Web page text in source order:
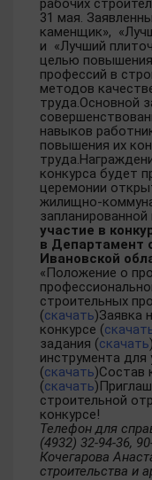
рабочих
31 мая.
каменщик»,
и «Лучший
целью
профессий в
методов
труда.Основной
навыков
повышения их
конкурса будет
церемонии
жилищно-
участие в
в Департамент
Ивановской
«Положение о
строительных
(скачать)Заявка
конкурсе (
задания (скачать
инструмента для
(скачать)Состав
(скачать
строительной
конкурсе!
Телефон для
(4932) 32-94-36,
Кочегарова
строительства и